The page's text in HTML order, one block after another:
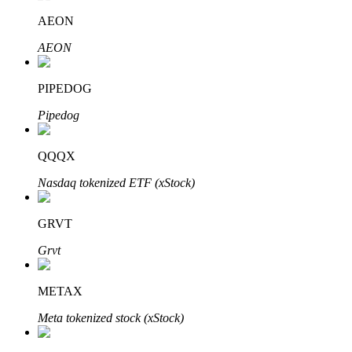
القروض
خدمة الاقتراض المدعومة بالعملات المشفرة
AEON
AEON
PIPEDOG
Pipedog
QQQX
Nasdaq tokenized ETF (xStock)
GRVT
Grvt
METAX
Meta tokenized stock (xStock)